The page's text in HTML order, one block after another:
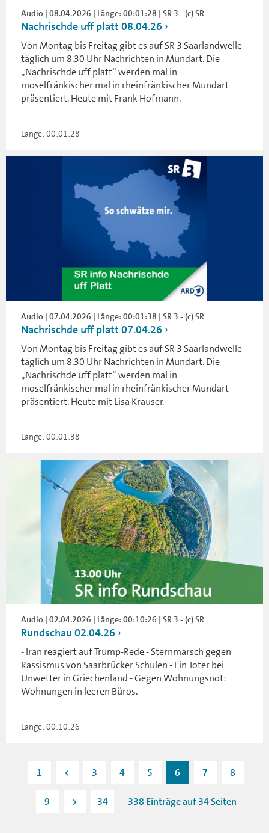
Audio | 08.04.2026 | Länge: 00:01:28 | SR 3 - (c) SR
Nachrischde uff platt 08.04.26
Von Montag bis Freitag gibt es auf SR 3 Saarlandwelle
täglich um 8.30 Uhr Nachrichten in Mundart. Die
„Nachrischde uff platt“ werden mal in
moselfränkischer mal in rheinfränkischer Mundart
präsentiert. Heute mit Frank Hofmann.
Länge: 00:01:28
Audio | 07.04.2026 | Länge: 00:01:38 | SR 3 - (c) SR
Nachrischde uff platt 07.04.26
Von Montag bis Freitag gibt es auf SR 3 Saarlandwelle
täglich um 8.30 Uhr Nachrichten in Mundart. Die
„Nachrischde uff platt“ werden mal in
moselfränkischer mal in rheinfränkischer Mundart
präsentiert. Heute mit Lisa Krauser.
Länge: 00:01:38
Audio | 02.04.2026 | Länge: 00:10:26 | SR 3 - (c) SR
Rundschau 02.04.26
- Iran reagiert auf Trump-Rede - Sternmarsch gegen
Rassismus von Saarbrücker Schulen - Ein Toter bei
Unwetter in Griechenland - Gegen Wohnungsnot:
Wohnungen in leeren Büros.
Länge: 00:10:26
1 < 3 4 5 6 7 8
9 > 34 338 Einträge auf 34 Seiten